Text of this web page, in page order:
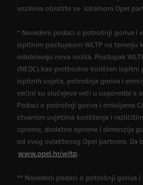
vozilima obratite se lokalnom Opel
* Navedeni podaci o potrošnji goriva i
ispitnim postupkom WLTP na temelju
odobravaju nova vozila. Postupak
(NEDC) kao prethodno korišten
ispitnih uvjeta, potrošnja goriva i
većini su slučajeva veći u usporedbi s
Podaci o potrošnji goriva i emisijama
stvarnim uvjetima korištenja i
opreme, dodatne opreme i dimenzija
od svog ovlaštenog Opel partnera. Da
www.opel.hr/wltp .
** Navedeni podaci o potrošnji goriva i